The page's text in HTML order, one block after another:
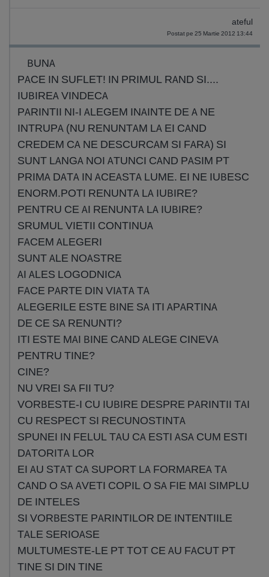
ateful
Postat pe 25 Martie 2012 13:44
BUNA
PACE IN SUFLET! IN PRIMUL RAND SI....
IUBIREA VINDECA
PARINTII NI-I ALEGEM INAINTE DE A NE
INTRUPA (NU RENUNTAM LA EI CAND
CREDEM CA NE DESCURCAM SI FARA) SI
SUNT LANGA NOI ATUNCI CAND PASIM PT
PRIMA DATA IN ACEASTA LUME. EI NE IUBESC
ENORM.POTI RENUNTA LA IUBIRE?
PENTRU CE AI RENUNTA LA IUBIRE?
SRUMUL VIETII CONTINUA
FACEM ALEGERI
SUNT ALE NOASTRE
AI ALES LOGODNICA
FACE PARTE DIN VIATA TA
ALEGERILE ESTE BINE SA ITI APARTINA
DE CE SA RENUNTI?
ITI ESTE MAI BINE CAND ALEGE CINEVA
PENTRU TINE?
CINE?
NU VREI SA FII TU?
VORBESTE-I CU IUBIRE DESPRE PARINTII TAI
CU RESPECT SI RECUNOSTINTA
SPUNEI IN FELUL TAU CA ESTI ASA CUM ESTI
DATORITA LOR
EI AU STAT CA SUPORT LA FORMAREA TA
CAND O SA AVETI COPIL O SA FIE MAI SIMPLU
DE INTELES
SI VORBESTE PARINTILOR DE INTENTIILE
TALE SERIOASE
MULTUMESTE-LE PT TOT CE AU FACUT PT
TINE SI DIN TINE